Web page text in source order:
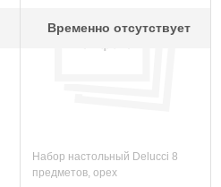
Временно отсутствует
Набор настольный Delucci 8
предметов, орех